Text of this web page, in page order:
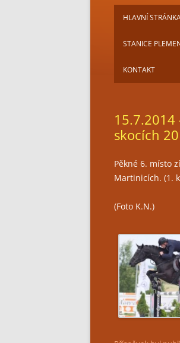
HLAVNÍ
STANICE
KONTAKT
15.7.2014
skocích
Pěkné 6. místo
Martinicích. (1.
(Foto K.N.)